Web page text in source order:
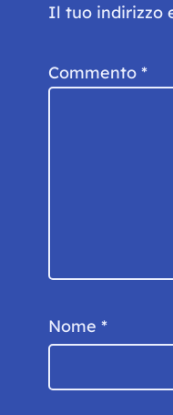
Il tuo indirizzo
Commento *
Nome *